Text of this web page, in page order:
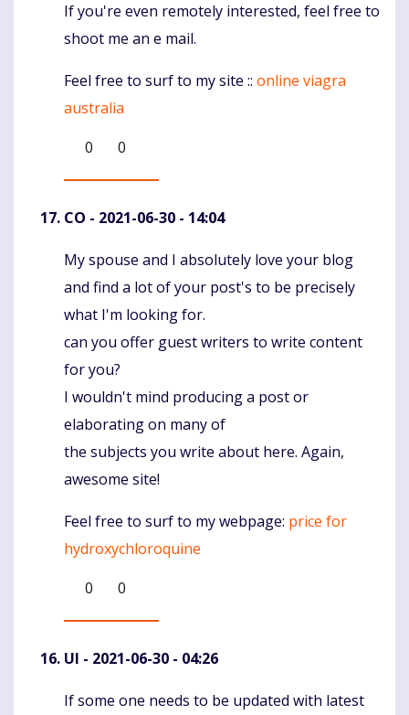
If you're even remotely interested, feel free to
shoot me an e mail.
Feel free to surf to my site :: online viagra
australia
0
0
CO - 2021-06-30 - 14:04
Komentaras
My spouse and I absolutely love your blog
and find a lot of your post's to be precisely
what I'm looking for.
can you offer guest writers to write content
for you?
I wouldn't mind producing a post or
elaborating on many of
the subjects you write about here. Again,
awesome site!
Feel free to surf to my webpage: price for
hydroxychloroquine
0
0
UI - 2021-06-30 - 04:26
Komentaras
If some one needs to be updated with latest